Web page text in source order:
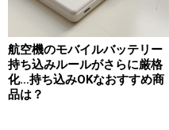
用することはできない。
PCやPDAが代わりにア
だが、一般的なユーザー
くなくなってしまう。
だがPocket WiFiの場合、
航空機のモバイルバッテリー
持ち込みルールがさらに厳格
化…持ち込みOKなおすすめ商
品は？